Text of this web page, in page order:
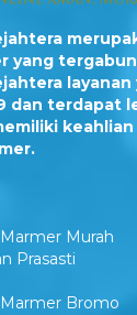
yang
dan terdapat
Murah
Prasasti